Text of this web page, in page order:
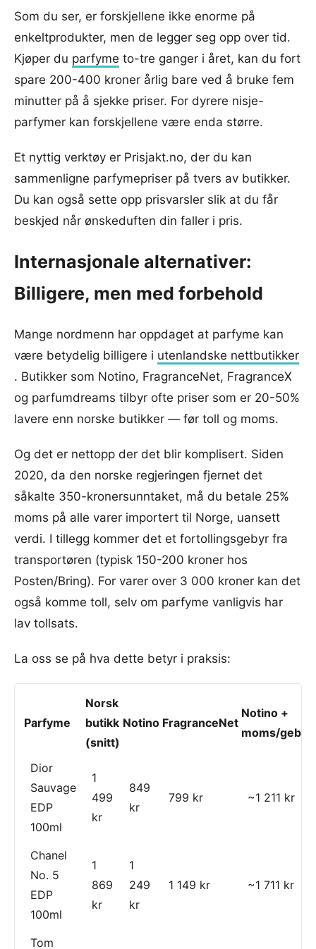
Som du ser, er forskjellene ikke enorme på
enkeltprodukter, men de legger seg opp over tid.
Kjøper du parfyme to-tre ganger i året, kan du fort
spare 200-400 kroner årlig bare ved å bruke fem
minutter på å sjekke priser. For dyrere nisje-
parfymer kan forskjellene være enda større.
Et nyttig verktøy er Prisjakt.no, der du kan
sammenligne parfymepriser på tvers av butikker.
Du kan også sette opp prisvarsler slik at du får
beskjed når ønskeduften din faller i pris.
Internasjonale alternativer:
Billigere, men med forbehold
Mange nordmenn har oppdaget at parfyme kan
være betydelig billigere i utenlandske nettbutikker
. Butikker som Notino, FragranceNet, FragranceX
og parfumdreams tilbyr ofte priser som er 20-50%
lavere enn norske butikker — før toll og moms.
Og det er nettopp der det blir komplisert. Siden
2020, da den norske regjeringen fjernet det
såkalte 350-kronersunntaket, må du betale 25%
moms på alle varer importert til Norge, uansett
verdi. I tillegg kommer det et fortollingsgebyr fra
transportøren (typisk 150-200 kroner hos
Posten/Bring). For varer over 3 000 kroner kan det
også komme toll, selv om parfyme vanligvis har
lav tollsats.
La oss se på hva dette betyr i praksis:
Parfyme
Norsk
butikk
(snitt)
Notino FragranceNet
Notino +
moms/gebyr
Dior
Sauvage
EDP
100ml
1
499
kr
849
kr
799 kr ~1 211 kr
Chanel
No. 5
EDP
100ml
1
869
kr
1
249
kr
1 149 kr ~1 711 kr
Tom